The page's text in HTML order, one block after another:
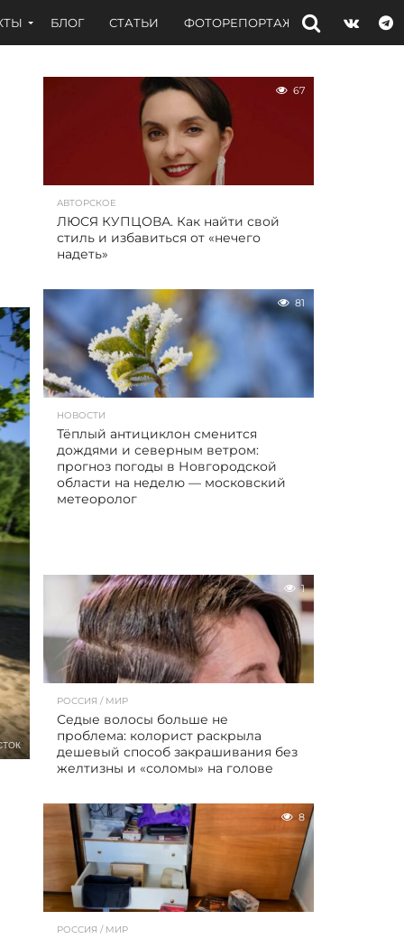
БЛОГ СТАТЬИ ФОТОРЕПОРТАЖИ ИНТЕРВЬЮ
67
АВТОРСКОЕ
ЛЮСЯ КУПЦОВА. Как найти свой
стиль и избавиться от «нечего
надеть»
81
НОВОСТИ
Тёплый антициклон сменится
дождями и северным ветром:
прогноз погоды в Новгородской
области на неделю — московский
метеоролог
1
РОССИЯ / МИР
Седые волосы больше не
проблема: колорист раскрыла
дешевый способ закрашивания без
желтизны и «соломы» на голове
8
РОССИЯ / МИР